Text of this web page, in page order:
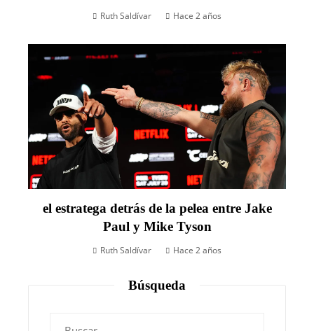
Ruth Saldívar Hace 2 años
el estratega detrás de la pelea entre Jake
Paul y Mike Tyson
Ruth Saldívar Hace 2 años
Búsqueda